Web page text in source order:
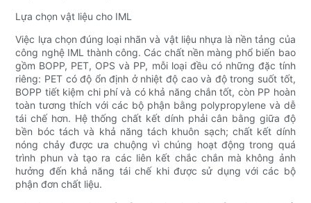
Lựa chọn vật liệu cho IML
Việc lựa chọn đúng loại nhãn và vật liệu nhựa là nền tảng của
công nghệ IML thành công. Các chất nền màng phổ biến bao
gồm BOPP, PET, OPS và PP, mỗi loại đều có những đặc tính
riêng: PET có độ ổn định ở nhiệt độ cao và độ trong suốt tốt,
BOPP tiết kiệm chi phí và có khả năng chắn tốt, còn PP hoàn
toàn tương thích với các bộ phận bằng polypropylene và dễ
tái chế hơn. Hệ thống chất kết dính phải cân bằng giữa độ
bền bóc tách và khả năng tách khuôn sạch; chất kết dính
nóng chảy được ưa chuộng vì chúng hoạt động trong quá
trình phun và tạo ra các liên kết chắc chắn mà không ảnh
hưởng đến khả năng tái chế khi được sử dụng với các bộ
phận đơn chất liệu.